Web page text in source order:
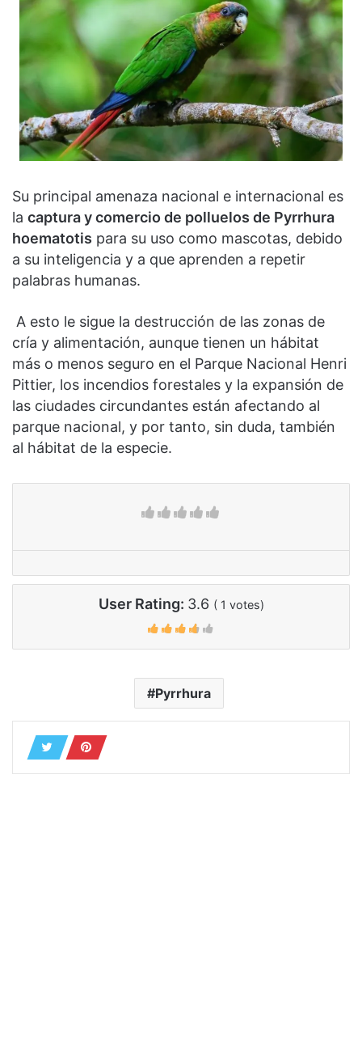
Su principal amenaza nacional e internacional es
la captura y comercio de polluelos de Pyrrhura
hoematotis para su uso como mascotas, debido
a su inteligencia y a que aprenden a repetir
palabras humanas.
A esto le sigue la destrucción de las zonas de
cría y alimentación, aunque tienen un hábitat
más o menos seguro en el Parque Nacional Henri
Pittier, los incendios forestales y la expansión de
las ciudades circundantes están afectando al
parque nacional, y por tanto, sin duda, también
al hábitat de la especie.
User Rating: 3.6 ( 1 votes)
Pyrrhura